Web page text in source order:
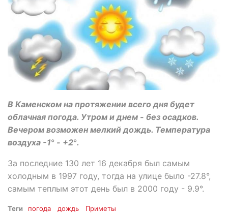
В Каменском на протяжении всего дня будет
облачная погода. Утром и днем - без осадков.
Вечером возможен мелкий дождь. Температура
воздуха -1° - +2°.
За последние 130 лет 16 декабря был самым
холодным в 1997 году, тогда на улице было -27.8°,
самым теплым этот день был в 2000 году - 9.9°.
Теги погода дождь Приметы